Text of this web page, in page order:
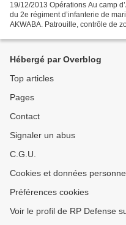
19/12/2013 Opérations Au camp
du 2e régiment d’infanterie de
AKWABA. Patrouille, contrôle de
Hébergé par Overblog
Top articles
Pages
Contact
Signaler un abus
C.G.U.
Cookies et données
Préférences cookies
Voir le profil de RP Defense